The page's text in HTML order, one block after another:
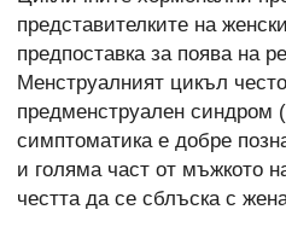
представителките на
предпоставка за поява на
Менструалният цикъл
предменструален
симптоматика е добре
и голяма част от мъжкото
честта да се сблъска с